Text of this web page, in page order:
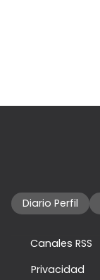
Diario Perfil
Canales RSS
Privacidad